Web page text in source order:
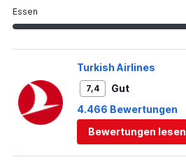
Essen
Turkish Airlines
7,4
Gut
4.466 Bewertungen
Bewertungen lesen